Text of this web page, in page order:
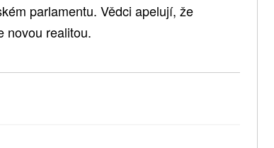
parlamentu. Vědci apelují, že
novou realitou.